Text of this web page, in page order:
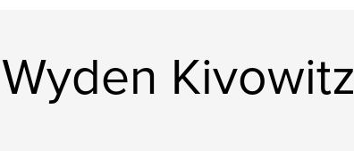
Kivowitz